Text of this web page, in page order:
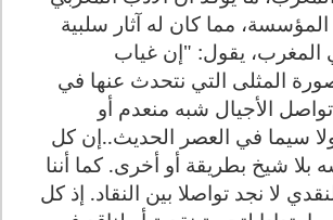
مما كان له آثار سلبية
المغرب، يقول: "إن غياب
المثلى التي نتحدث عنها في
الأجيال شبه منعدم أو
سيما في العصر الحديث..إن كل
بلا شيخ بطريقة أو أخرى. كما أننا
لا نجد تواصلا بين النقاد. إذ كل